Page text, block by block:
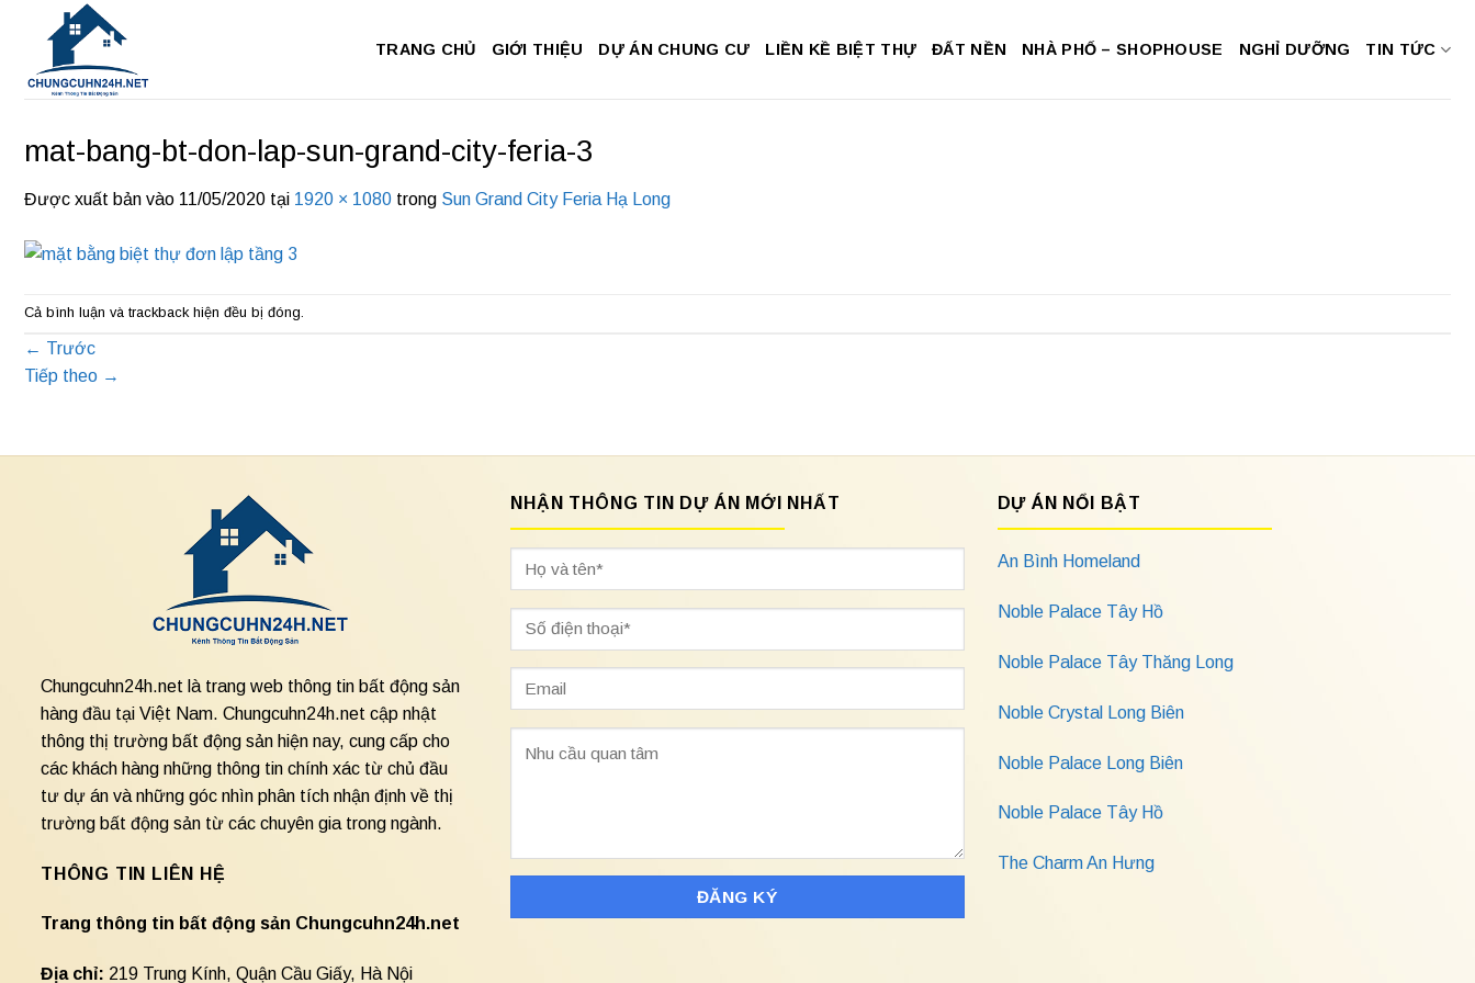
dung
TRANG CHỦ GIỚI THIỆU DỰ ÁN CHUNG CƯ LIỀN KỀ BIỆT THỰ ĐẤT NỀN NHÀ PHỐ – SHOPHOUSE NGHỈ DƯỠNG TIN TỨC
mat-bang-bt-don-lap-sun-grand-city-feria-3
Được xuất bản vào 11/05/2020 tại 1920 × 1080 trong Sun Grand City Feria Hạ Long
Cả bình luận và trackback hiện đều bị đóng.
← Trước
Tiếp theo →
Chungcuhn24h.net là trang web thông tin bất động sản
hàng đầu tại Việt Nam. Chungcuhn24h.net cập nhật
thông thị trường bất động sản hiện nay, cung cấp cho
các khách hàng những thông tin chính xác từ chủ đầu
tư dự án và những góc nhìn phân tích nhận định về thị
trường bất động sản từ các chuyên gia trong ngành.
THÔNG TIN LIÊN HỆ
Trang thông tin bất động sản Chungcuhn24h.net
Địa chỉ: 219 Trung Kính, Quận Cầu Giấy, Hà Nội
NHẬN THÔNG TIN DỰ ÁN MỚI NHẤT DỰ ÁN NỔI BẬT
An Bình Homeland
Noble Palace Tây Hồ
Noble Palace Tây Thăng Long
Noble Crystal Long Biên
Noble Palace Long Biên
Noble Palace Tây Hồ
The Charm An Hưng